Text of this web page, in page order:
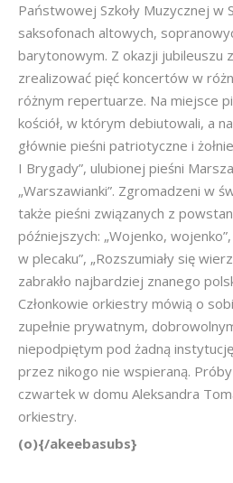
Państwowej Szkoły Muzycznej w
saksofonach altowych,
barytonowym. Z okazji jubileuszu
zrealizować pięć koncertów w
różnym repertuarze. Na miejsce
kościół, w którym debiutowali, a
głównie pieśni patriotyczne i
I Brygady”, ulubionej pieśni
„Warszawianki”. Zgromadzeni w
także pieśni związanych z
późniejszych: „Wojenko, wojenko”,
w plecaku”, „Rozszumiały się
zabrakło najbardziej znanego
Członkowie orkiestry mówią o
zupełnie prywatnym,
niepodpiętym pod żadną
przez nikogo nie wspieraną.
czwartek w domu Aleksandra
orkiestry.
(o){/akeebasubs}